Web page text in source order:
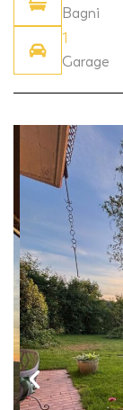
Bagni
1
Garage